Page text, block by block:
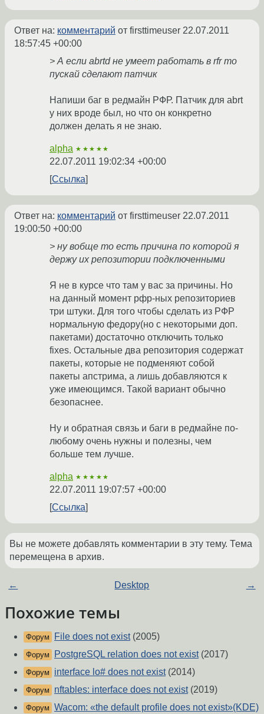
Ответ на: комментарий от firsttimeuser 22.07.2011
18:57:45 +00:00
> А если abrtd не умеет работать в rfr то
пускай сделают патчик
Напиши баг в редмайн РФР. Патчик для abrt
у них вроде был, но что он конкретно
должен делать я не знаю.
alpha ★★★★★
22.07.2011 19:02:34 +00:00
Ссылка
Ответ на: комментарий от firsttimeuser 22.07.2011
19:00:50 +00:00
> ну вобще то есть причина по которой я
держу их репозитории подключенными
Я не в курсе что там у вас за причины. Но
на данный момент рфр-ных репозиториев
три штуки. Для того чтобы сделать из РФР
нормальную федору(но с некоторыми доп.
пакетами) достаточно отключить только
fixes. Остальные два репозитория содержат
пакеты, которые не подменяют собой
пакеты апстрима, а лишь добавляются к
уже имеющимся. Такой вариант обычно
безопаснее.
Ну и обратная связь и баги в редмайне по-
любому очень нужны и полезны, чем
больше тем лучше.
alpha ★★★★★
22.07.2011 19:07:57 +00:00
Ссылка
Вы не можете добавлять комментарии в эту тему. Тема
перемещена в архив.
← Desktop →
Похожие темы
Форум File does not exist(2005)
Форум PostgreSQL relation does not exist(2017)
Форум interface lo# does not exist(2014)
Форум nftables: interface does not exist(2019)
Форум Wacom: «the default profile does not exist»(KDE)